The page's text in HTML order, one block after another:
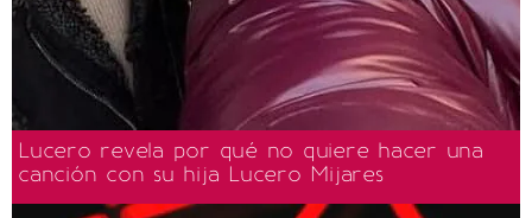
Lucero revela por qué no quiere hacer una
canción con su hija Lucero Mijares